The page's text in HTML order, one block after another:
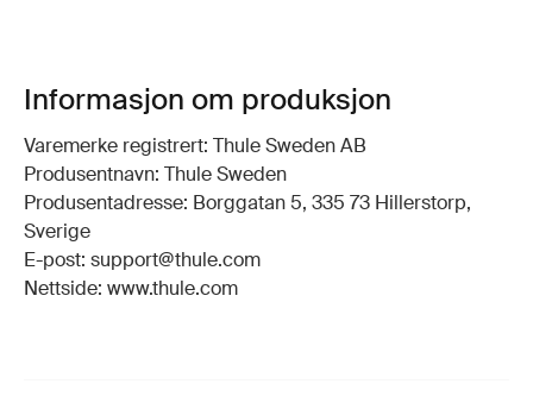
Informasjon om produksjon
Varemerke registrert: Thule Sweden AB
Produsentnavn: Thule Sweden
Produsentadresse: Borggatan 5, 335 73 Hillerstorp,
Sverige
E-post: support@thule.com
Nettside: www.thule.com